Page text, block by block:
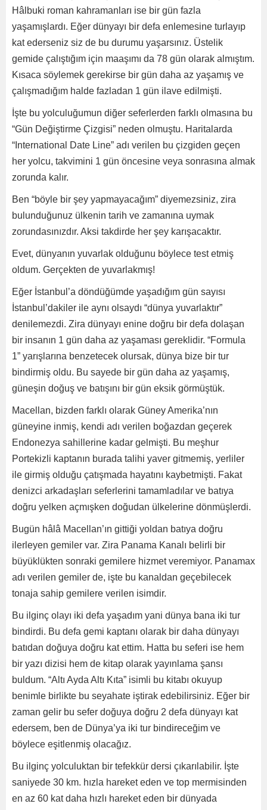
Hâlbuki roman kahramanları ise bir gün fazla
yaşamışlardı. Eğer dünyayı bir defa enlemesine turlayıp
kat ederseniz siz de bu durumu yaşarsınız. Üstelik
gemide çalıştığım için maaşımı da 78 gün olarak almıştım.
Kısaca söylemek gerekirse bir gün daha az yaşamış ve
çalışmadığım halde fazladan 1 gün ilave edilmişti.
İşte bu yolculuğumun diğer seferlerden farklı olmasına bu
“Gün Değiştirme Çizgisi” neden olmuştu. Haritalarda
“International Date Line” adı verilen bu çizgiden geçen
her yolcu, takvimini 1 gün öncesine veya sonrasına almak
zorunda kalır.
Ben “böyle bir şey yapmayacağım” diyemezsiniz, zira
bulunduğunuz ülkenin tarih ve zamanına uymak
zorundasınızdır. Aksi takdirde her şey karışacaktır.
Evet, dünyanın yuvarlak olduğunu böylece test etmiş
oldum. Gerçekten de yuvarlakmış!
Eğer İstanbul’a döndüğümde yaşadığım gün sayısı
İstanbul’dakiler ile aynı olsaydı “dünya yuvarlaktır”
denilemezdi. Zira dünyayı enine doğru bir defa dolaşan
bir insanın 1 gün daha az yaşaması gereklidir. “Formula
1” yarışlarına benzetecek olursak, dünya bize bir tur
bindirmiş oldu. Bu sayede bir gün daha az yaşamış,
güneşin doğuş ve batışını bir gün eksik görmüştük.
Macellan, bizden farklı olarak Güney Amerika’nın
güneyine inmiş, kendi adı verilen boğazdan geçerek
Endonezya sahillerine kadar gelmişti. Bu meşhur
Portekizli kaptanın burada talihi yaver gitmemiş, yerliler
ile girmiş olduğu çatışmada hayatını kaybetmişti. Fakat
denizci arkadaşları seferlerini tamamladılar ve batıya
doğru yelken açmışken doğudan ülkelerine dönmüşlerdi.
Bugün hâlâ Macellan’ın gittiği yoldan batıya doğru
ilerleyen gemiler var. Zira Panama Kanalı belirli bir
büyüklükten sonraki gemilere hizmet veremiyor. Panamax
adı verilen gemiler de, işte bu kanaldan geçebilecek
tonaja sahip gemilere verilen isimdir.
Bu ilginç olayı iki defa yaşadım yani dünya bana iki tur
bindirdi. Bu defa gemi kaptanı olarak bir daha dünyayı
batıdan doğuya doğru kat ettim. Hatta bu seferi ise hem
bir yazı dizisi hem de kitap olarak yayınlama şansı
buldum. “Altı Ayda Altı Kıta” isimli bu kitabı okuyup
benimle birlikte bu seyahate iştirak edebilirsiniz. Eğer bir
zaman gelir bu sefer doğuya doğru 2 defa dünyayı kat
edersem, ben de Dünya’ya iki tur bindireceğim ve
böylece eşitlenmiş olacağız.
Bu ilginç yolculuktan bir tefekkür dersi çıkarılabilir. İşte
saniyede 30 km. hızla hareket eden ve top mermisinden
en az 60 kat daha hızlı hareket eden bir dünyada